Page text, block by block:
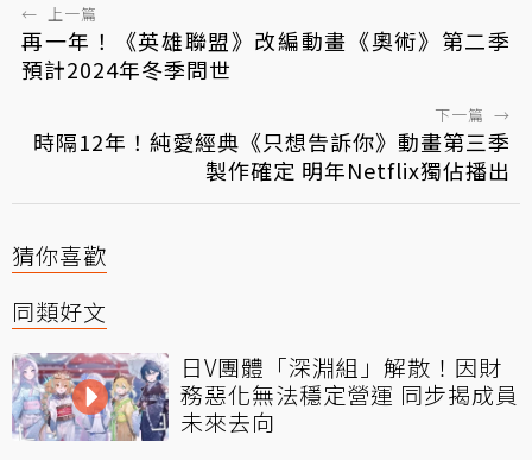
← 上一篇
再一年！《英雄聯盟》改編動畫《奧術》第二季
預計2024年冬季問世
下一篇 →
時隔12年！純愛經典《只想告訴你》動畫第三季
製作確定 明年Netflix獨佔播出
猜你喜歡
同類好文
日V團體「深淵組」解散！因財
務惡化無法穩定營運 同步揭成員
未來去向